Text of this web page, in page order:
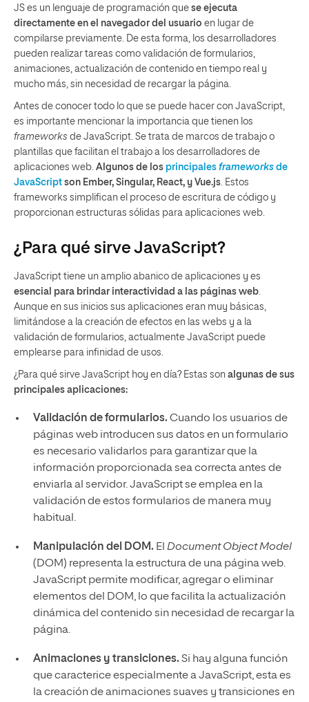
JS es un lenguaje de programación que se ejecuta
directamente en el navegador del usuario en lugar de
compilarse previamente. De esta forma, los desarrolladores
pueden realizar tareas como validación de formularios,
animaciones, actualización de contenido en tiempo real y
mucho más, sin necesidad de recargar la página.
Antes de conocer todo lo que se puede hacer con JavaScript,
es importante mencionar la importancia que tienen los
frameworks de JavaScript. Se trata de marcos de trabajo o
plantillas que facilitan el trabajo a los desarrolladores de
aplicaciones web. Algunos de los principales frameworks de
JavaScript son Ember, Singular, React, y Vue.js . Estos
frameworks simplifican el proceso de escritura de código y
proporcionan estructuras sólidas para aplicaciones web.
¿Para qué sirve JavaScript?
JavaScript tiene un amplio abanico de aplicaciones y es
esencial para brindar interactividad a las páginas web
Aunque en sus inicios sus aplicaciones eran muy básicas,
limitándose a la creación de efectos en las webs y a la
validación de formularios, actualmente JavaScript puede
emplearse para infinidad de usos.
¿Para qué sirve JavaScript hoy en día? Estas son algunas de sus
principales aplicaciones:
Validación de formularios. Cuando los usuarios de
páginas web introducen sus datos en un formulario
es necesario validarlos para garantizar que la
información proporcionada sea correcta antes de
enviarla al servidor. JavaScript se emplea en la
validación de estos formularios de manera muy
habitual.
Manipulación del DOM. El Document Object Model
(DOM) representa la estructura de una página web.
JavaScript permite modificar, agregar o eliminar
elementos del DOM, lo que facilita la actualización
dinámica del contenido sin necesidad de recargar la
página.
Animaciones y transiciones. Si hay alguna función
que caracterice especialmente a JavaScript, esta es
la creación de animaciones suaves y transiciones en